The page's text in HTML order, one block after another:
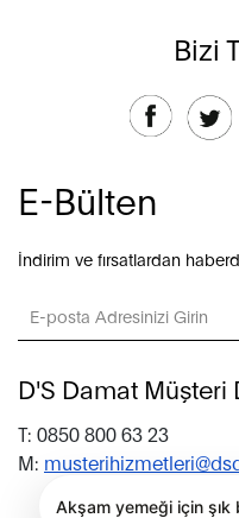
Bizi
E-Bülten
İndirim ve fırsatlardan
D'S Damat Müşteri
T: 0850 800 63 23
M: